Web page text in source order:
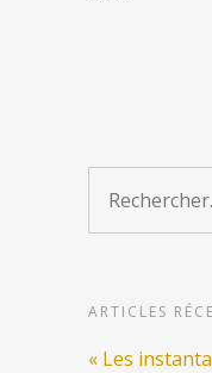
ARTICLES
« Les